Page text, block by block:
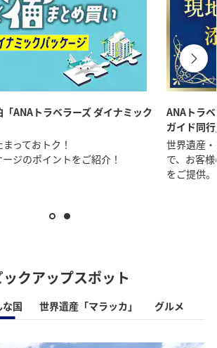
ANAトラベラーズ ダイナミック
っておトク！
ジのポイントをご紹介！
ANAトラ
ガイド同
世界遺産
で、お客
をご提供。
ックアップスポット
国 世界遺産「マラッカ」 グルメ